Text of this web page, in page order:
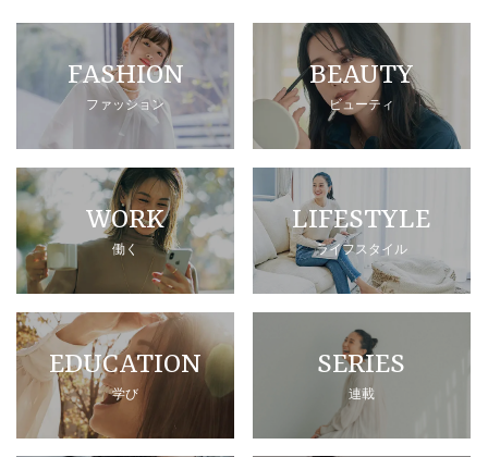
FASHION
ファッション
BEAUTY
ビューティ
WORK
働く
LIFESTYLE
ライフスタイル
EDUCATION
学び
SERIES
連載